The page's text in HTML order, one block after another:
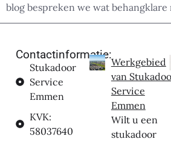
blog bespreken we wat
Contactinformatie:
Stukadoor
Service
Emmen
KVK:
58037640
Werkgebied
van
Service
Emmen
Wilt u een
stukadoor